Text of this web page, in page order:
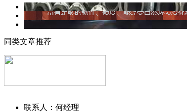
同类文章推荐
联系人：何经理